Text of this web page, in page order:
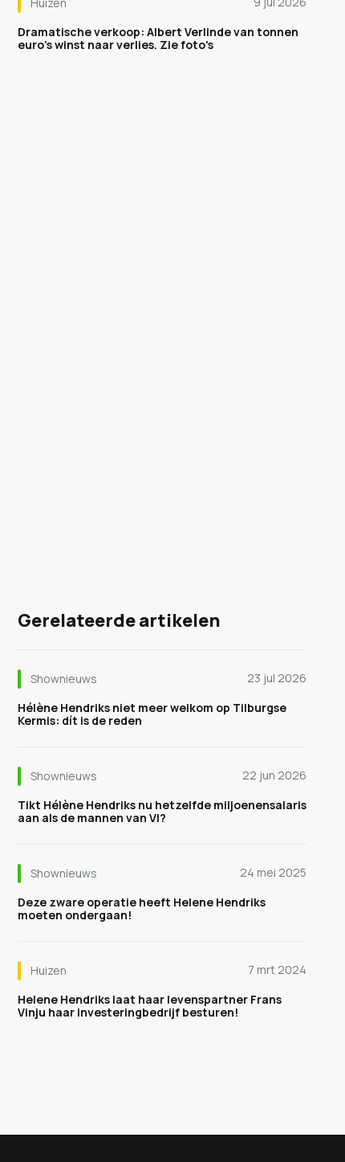
Dramatische verkoop: Albert Verlinde van tonnen
euro's winst naar verlies. Zie foto's
Gerelateerde artikelen
Shownieuws
23 jul 2026
Hélène Hendriks niet meer welkom op Tilburgse
Kermis: dít is de reden
Shownieuws
22 jun 2026
Tikt Hélène Hendriks nu hetzelfde miljoenensalaris
aan als de mannen van VI?
Shownieuws
24 mei 2025
Deze zware operatie heeft Helene Hendriks
moeten ondergaan!
Huizen
7 mrt 2024
Helene Hendriks laat haar levenspartner Frans
Vinju haar investeringbedrijf besturen!